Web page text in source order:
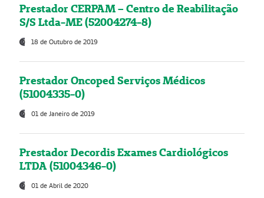
Prestador CERPAM – Centro de Reabilitação
S/S Ltda-ME (52004274-8)
18 de Outubro de 2019
Prestador Oncoped Serviços Médicos
(51004335-0)
01 de Janeiro de 2019
Prestador Decordis Exames Cardiológicos
LTDA (51004346-0)
01 de Abril de 2020